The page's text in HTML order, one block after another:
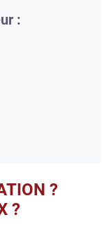
:
?
?